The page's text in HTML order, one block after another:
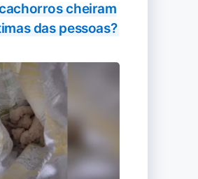
cheiram
das pessoas?